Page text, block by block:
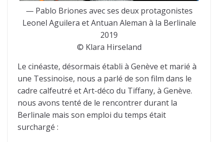
— Pablo Briones avec ses deux protagonistes
Leonel Aguilera et Antuan Aleman à la Berlinale
2019
© Klara Hirseland
Le cinéaste, désormais établi à Genève et marié à
une Tessinoise, nous a parlé de son film dans le
cadre calfeutré et Art-déco du Tiffany, à Genève.
nous avons tenté de le rencontrer durant la
Berlinale mais son emploi du temps était
surchargé :